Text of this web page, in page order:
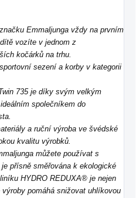
Emmaljunga vždy na prvním
vozíte v jednom z
kočárků na trhu.
sezení a korby v kategorii
735 je díky svým velkým
společníkem do
a ruční výroba ve švédské
kvalitu výrobků.
můžete používat s
přísně směřována k ekologické
HYDRO REDUXA® je nejen
pomáhá snižovat uhlíkovou